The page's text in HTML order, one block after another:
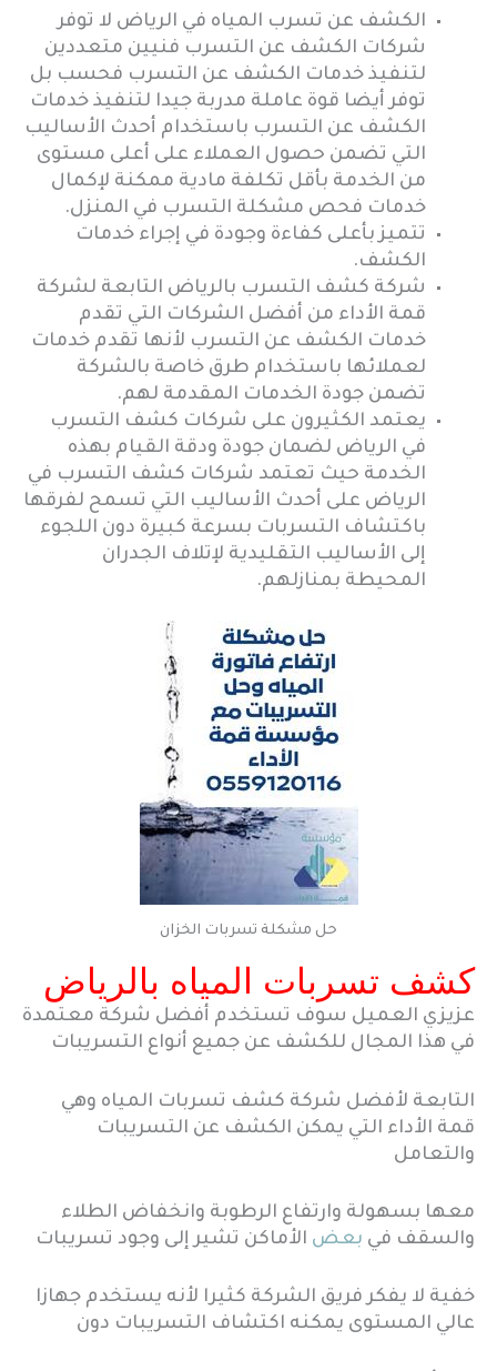
الكشف عن تسرب المياه في الرياض لا توفر
شركات الكشف عن التسرب فنيين متعددين
لتنفيذ خدمات الكشف عن التسرب فحسب بل
توفر أيضا قوة عاملة مدربة جيدا لتنفيذ خدمات
الكشف عن التسرب باستخدام أحدث الأساليب
التي تضمن حصول العملاء على أعلى مستوى
من الخدمة بأقل تكلفة مادية ممكنة لإكمال
خدمات فحص مشكلة التسرب في المنزل.
تتميز بأعلى كفاءة وجودة في إجراء خدمات
الكشف.
شركة كشف التسرب بالرياض التابعة لشركة
قمة الأداء من أفضل الشركات التي تقدم
خدمات الكشف عن التسرب لأنها تقدم خدمات
لعملائها باستخدام طرق خاصة بالشركة
تضمن جودة الخدمات المقدمة لهم.
يعتمد الكثيرون على شركات كشف التسرب
في الرياض لضمان جودة ودقة القيام بهذه
الخدمة حيث تعتمد شركات كشف التسرب في
الرياض على أحدث الأساليب التي تسمح لفرقها
باكتشاف التسربات بسرعة كبيرة دون اللجوء
إلى الأساليب التقليدية لإتلاف الجدران
المحيطة بمنازلهم.
حل مشكلة تسربات الخزان
كشف تسربات المياه بالرياض
عزيزي العميل سوف تستخدم أفضل شركة معتمدة
في هذا المجال للكشف عن جميع أنواع التسريبات
التابعة لأفضل شركة كشف تسربات المياه وهي
قمة الأداء التي يمكن الكشف عن التسريبات
والتعامل
معها بسهولة وارتفاع الرطوبة وانخفاض الطلاء
والسقف في بعض الأماكن تشير إلى وجود تسريبات
خفية لا يفكر فريق الشركة كثيرا لأنه يستخدم جهازا
عالي المستوى يمكنه اكتشاف التسريبات دون